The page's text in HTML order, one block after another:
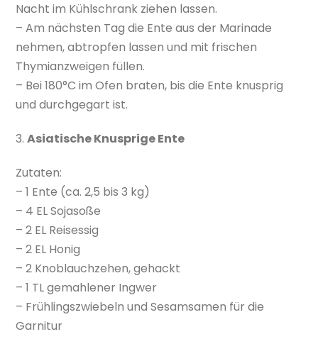
Nacht im Kühlschrank ziehen lassen.
– Am nächsten Tag die Ente aus der Marinade
nehmen, abtropfen lassen und mit frischen
Thymianzweigen füllen.
– Bei 180°C im Ofen braten, bis die Ente knusprig
und durchgegart ist.
3.Asiatische Knusprige Ente
Zutaten:
– 1 Ente (ca. 2,5 bis 3 kg)
– 4 EL Sojasoße
– 2 EL Reisessig
– 2 EL Honig
– 2 Knoblauchzehen, gehackt
– 1 TL gemahlener Ingwer
– Frühlingszwiebeln und Sesamsamen für die
Garnitur